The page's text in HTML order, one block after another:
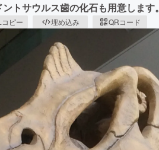
トサウルス歯の化石も用意します。
ピー 埋め込み QRコード